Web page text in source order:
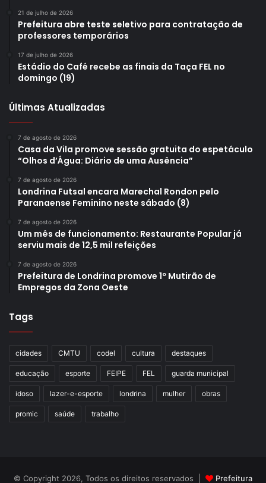
21 de julho de 2026
Prefeitura abre teste seletivo para contratação de
professores temporários
17 de julho de 2026
Estádio do Café recebe as finais da Taça FEL no
domingo (19)
Últimas Atualizadas
7 de agosto de 2026
Casa da Vila promove sessão gratuita do espetáculo
“Olhos d’Água: Diário de uma Ausência”
7 de agosto de 2026
Londrina Futsal encara Marechal Rondon pelo
Paranaense Feminino neste sábado (8)
7 de agosto de 2026
Um mês de funcionamento: Restaurante Popular já
serviu mais de 12,5 mil refeições
7 de agosto de 2026
Prefeitura de Londrina promove 1º Mutirão de
Empregos da Zona Oeste
Tags
cidades CMTU codel cultura destaques
educação esporte FEIPE FEL guarda municipal
idoso lazer-e-esporte londrina mulher obras
promic saúde trabalho
© Copyright 2026, Todos os direitos reservados | Prefeitura